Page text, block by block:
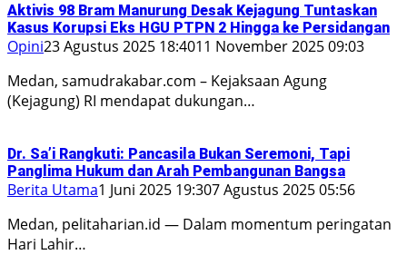
Aktivis 98 Bram Manurung Desak Kejagung Tuntaskan
Kasus Korupsi Eks HGU PTPN 2 Hingga ke Persidangan
Opini23 Agustus 2025 18:4011 November 2025 09:03
Medan, samudrakabar.com – Kejaksaan Agung
(Kejagung) RI mendapat dukungan…
Dr. Sa’i Rangkuti: Pancasila Bukan Seremoni, Tapi
Panglima Hukum dan Arah Pembangunan Bangsa
Berita Utama1 Juni 2025 19:307 Agustus 2025 05:56
Medan, pelitaharian.id — Dalam momentum peringatan
Hari Lahir…